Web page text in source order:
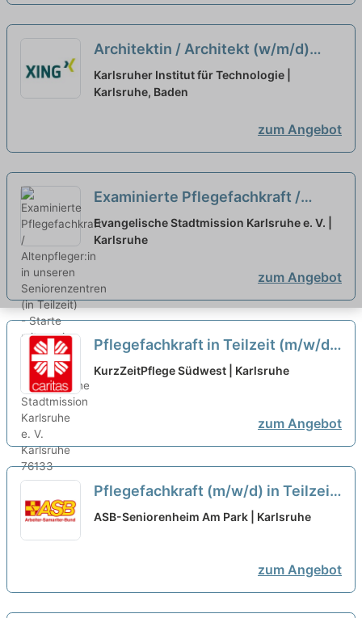
Architektin / Architekt (w/m/d)
Entwicklungsplanung (70%
Teilzeit) neu
Karlsruher Institut für Technologie |
Karlsruhe, Baden
zum Angebot
Examinierte Pflegefachkraft /
Altenpfleger:in in unseren
Seniorenzentren (in Teilzeit) -
Starte mit uns in die Zukunft!
Evangelische Stadtmission Karlsruhe e. V. |
Karlsruhe
zum Angebot
Pflegefachkraft in Teilzeit (m/w/d)
im Tagdienst - Bei uns macht
KurzZeitPflege Südwest | Karlsruhe
zum Angebot
Pflegefachkraft (m/w/d) in Teilzeit
(60-80%) - Starten Sie mit uns in
ASB-Seniorenheim Am Park | Karlsruhe
zum Angebot